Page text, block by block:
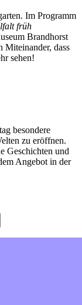
Im Programm
früh
Brandhorst
Miteinander, dass
sehen!
besondere
zu eröffnen.
Geschichten und
Angebot in der